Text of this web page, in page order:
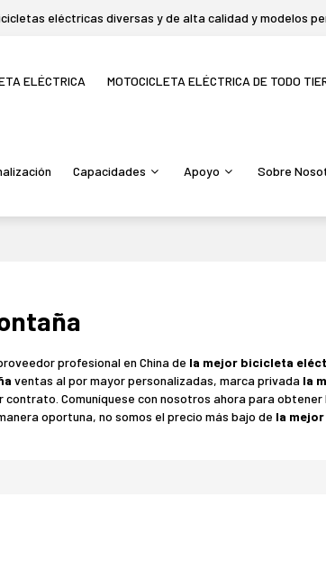
eléctricas diversas y de alta calidad y modelos
ELÉCTRICA MOTOCICLETA ELÉCTRICA DE TODO
Capacidades Apoyo Sobre
profesional en China de la mejor bicicleta
ventas al por mayor personalizadas, marca privada la
contrato. Comuníquese con nosotros ahora para
oportuna, no somos el precio más bajo de la